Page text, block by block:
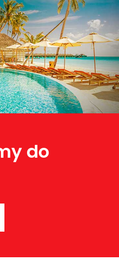
do